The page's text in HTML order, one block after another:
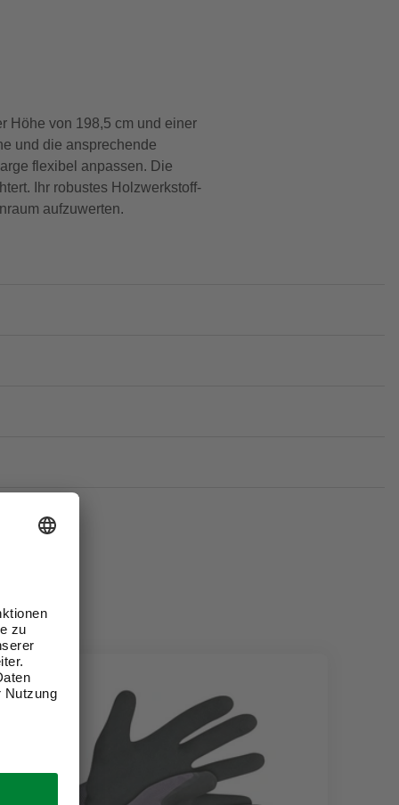
Höhe von 198,5 cm und einer
und die ansprechende
flexibel anpassen. Die
Ihr robustes Holzwerkstoff-
aufzuwerten.